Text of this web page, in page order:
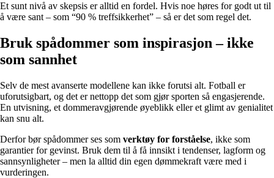
Et sunt nivå av skepsis er alltid en fordel. Hvis noe høres for godt ut til
å være sant – som “90 % treffsikkerhet” – så er det som regel det.
Bruk spådommer som inspirasjon – ikke
som sannhet
Selv de mest avanserte modellene kan ikke forutsi alt. Fotball er
uforutsigbart, og det er nettopp det som gjør sporten så engasjerende.
En utvisning, et dommeravgjørende øyeblikk eller et glimt av genialitet
kan snu alt.
Derfor bør spådommer ses som verktøy for forståelse, ikke som
garantier for gevinst. Bruk dem til å få innsikt i tendenser, lagform og
sannsynligheter – men la alltid din egen dømmekraft være med i
vurderingen.